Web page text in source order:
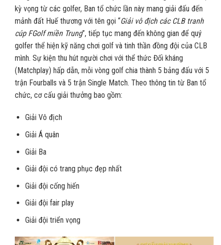
kỳ vọng từ các golfer, Ban tổ chức lần này mang giải đấu đến
mảnh đất Huế thương với tên gọi “Giải vô địch các CLB tranh
cúp FGolf miền Trung”, tiếp tục mang đến không gian để quý
golfer thể hiện kỹ năng chơi golf và tinh thần đồng đội của CLB
mình. Sự kiện thu hút người chơi với thể thức Đối kháng
(Matchplay) hấp dẫn, mỗi vòng golf chia thành 5 bảng đấu với 5
trận Fourballs và 5 trận Single Match. Theo thông tin từ Ban tổ
chức, cơ cấu giải thưởng bao gồm:
Giải Vô địch
Giải Á quân
Giải Ba
Giải đội có trang phục đẹp nhất
Giải đội cống hiến
Giải đội fair play
Giải đội triển vọng